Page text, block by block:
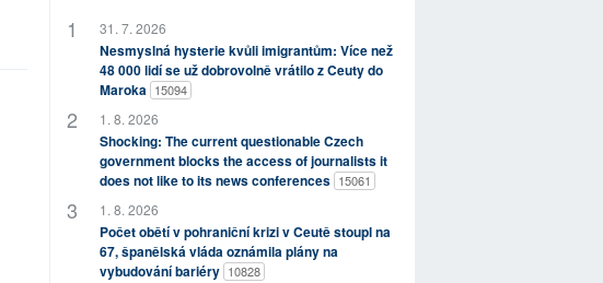
31. 7. 2026
Nesmyslná hysterie kvůli imigrantům: Více než
48 000 lidí se už dobrovolně vrátilo z Ceuty do
Maroka 15094
1. 8. 2026
Shocking: The current questionable Czech
government blocks the access of journalists it
does not like to its news conferences 15061
1. 8. 2026
Počet obětí v pohraniční krizi v Ceutě stoupl na
67, španělská vláda oznámila plány na
vybudování bariéry 10828